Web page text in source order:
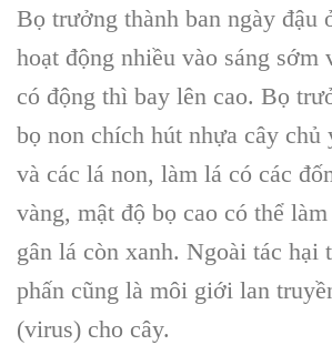
Bọ trưởng thành ban ngày đậu
hoạt động nhiều vào sáng sớm
có động thì bay lên cao. Bọ
bọ non chích hút nhựa cây chủ
và các lá non, làm lá có các
vàng, mật độ bọ cao có thể
gân lá còn xanh. Ngoài tác hại
phấn cũng là môi giới lan
(virus) cho cây.